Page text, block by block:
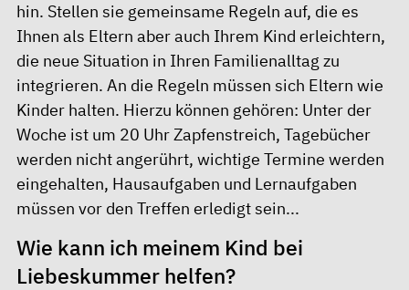
hin. Stellen sie gemeinsame Regeln auf, die es
Ihnen als Eltern aber auch Ihrem Kind erleichtern,
die neue Situation in Ihren Familienalltag zu
integrieren. An die Regeln müssen sich Eltern wie
Kinder halten. Hierzu können gehören: Unter der
Woche ist um 20 Uhr Zapfenstreich, Tagebücher
werden nicht angerührt, wichtige Termine werden
eingehalten, Hausaufgaben und Lernaufgaben
müssen vor den Treffen erledigt sein...
Wie kann ich meinem Kind bei
Liebeskummer helfen?